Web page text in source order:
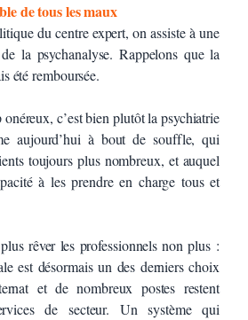
de tous les maux
du centre expert, on assiste à une
la psychanalyse. Rappelons que la
été remboursée.
c’est bien plutôt la psychiatrie
aujourd’hui à bout de souffle, qui
toujours plus nombreux, et auquel
à les prendre en charge tous et
rêver les professionnels non plus :
est désormais un des derniers choix
et de nombreux postes restent
de secteur. Un système qui